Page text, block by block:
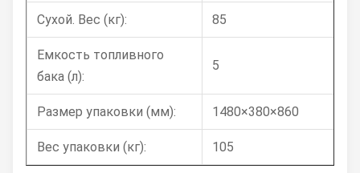
Сухой. Вес (кг): 85
Емкость топливного
бака (л):
5
Размер упаковки (мм): 1480×380×860
Вес упаковки (кг): 105